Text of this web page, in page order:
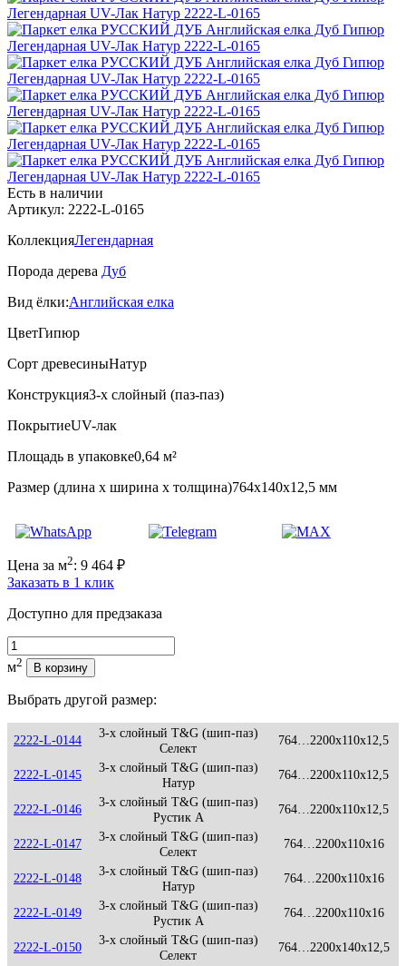
Есть в наличии
Артикул: 2222-L-0165
КоллекцияЛегендарная
Порода дерева Дуб
Вид ёлки:Английская елка
ЦветГипюр
Сорт древесиныНатур
Конструкция3-х слойный (паз-паз)
ПокрытиеUV-лак
Площадь в упаковке0,64 м²
Размер (длина х ширина х толщина)764х140х12,5 мм
Цена за м2: 9 464 ₽
Заказать в 1 клик
Доступно для предзаказа
Количество
м2 В корзину
Выбрать другой размер:
2222-L-0144
3-х слойный T&G (шип-паз)
Селект
764…2200x110x12,5
2222-L-0145
3-х слойный T&G (шип-паз)
Натур
764…2200x110x12,5
2222-L-0146
3-х слойный T&G (шип-паз)
Рустик А
764…2200x110x12,5
2222-L-0147
3-х слойный T&G (шип-паз)
Селект
764…2200x110x16
2222-L-0148
3-х слойный T&G (шип-паз)
Натур
764…2200x110x16
2222-L-0149
3-х слойный T&G (шип-паз)
Рустик А
764…2200x110x16
2222-L-0150
3-х слойный T&G (шип-паз)
Селект
764…2200x140x12,5